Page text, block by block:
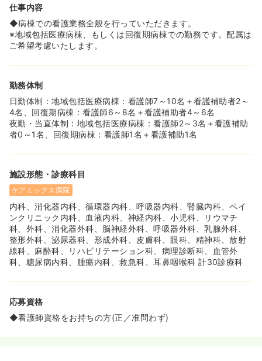
で預けられる学童施設があります。焼津市・藤枝市内の小
学校へお迎えバスも運行しています。
◆2023年には時短勤務が可能な期間を小学2年生までに拡
大するなど、子育てと両立し易い環境をどんどん整備され
◆院内で第三者機関によるアンケートを行なった所、人間
関係（同僚との関係）に満足しているという項目が1位にな
りました！実際にアンケートの結果を受けて、残業時間が
大幅に削減された部署もありますよ！
◆医師との関係はもちろんですが、リハビリスタッフさん
スタッフさんが行ったり、退院に向けた指導や取り組みを
相談しながら進めることができますよ。
≪中途教育に力を入れています≫
◆甲賀病院では中途入職者に向けてしっかりを教育体制を
設けています。はじめのオリエンテーションでは病院につ
いての研修会があり、丸一日かけて全部署の管理者から説
明を受けることができ、働くやりがいを一人ひとりが持て
るよう取り組まれています。。
仕事内容
◆病棟での看護業務全般を行っていただきます。
※地域包括医療病棟、もしくは回復期病棟での勤務です。配属は
ご希望考慮いたします。
勤務体制
日勤体制：地域包括医療病棟：看護師7～10名＋看護補助者2～
4名、回復期病棟：看護師6～8名＋看護補助者4～6名
夜勤・当直体制：地域包括医療病棟：看護師2～3名＋看護補助
者0～1名、回復期病棟：看護師1名＋看護補助1名
施設形態・診療科目
ケアミックス病院
内科、消化器内科、循環器内科、呼吸器内科、腎臓内科、ペイ
ンクリニック内科、血液内科、神経内科、小児科、リウマチ
科、外科、消化器外科、脳神経外科、呼吸器外科、乳腺外科、
整形外科、泌尿器科、形成外科、皮膚科、眼科、精神科、放射
線科、麻酔科、リハビリテーション科、病理診断科、血管外
科、糖尿病内科、腫瘍内科、救急科、耳鼻咽喉科 計30診療科
応募資格
◆看護師資格をお持ちの方(正／准問わず)